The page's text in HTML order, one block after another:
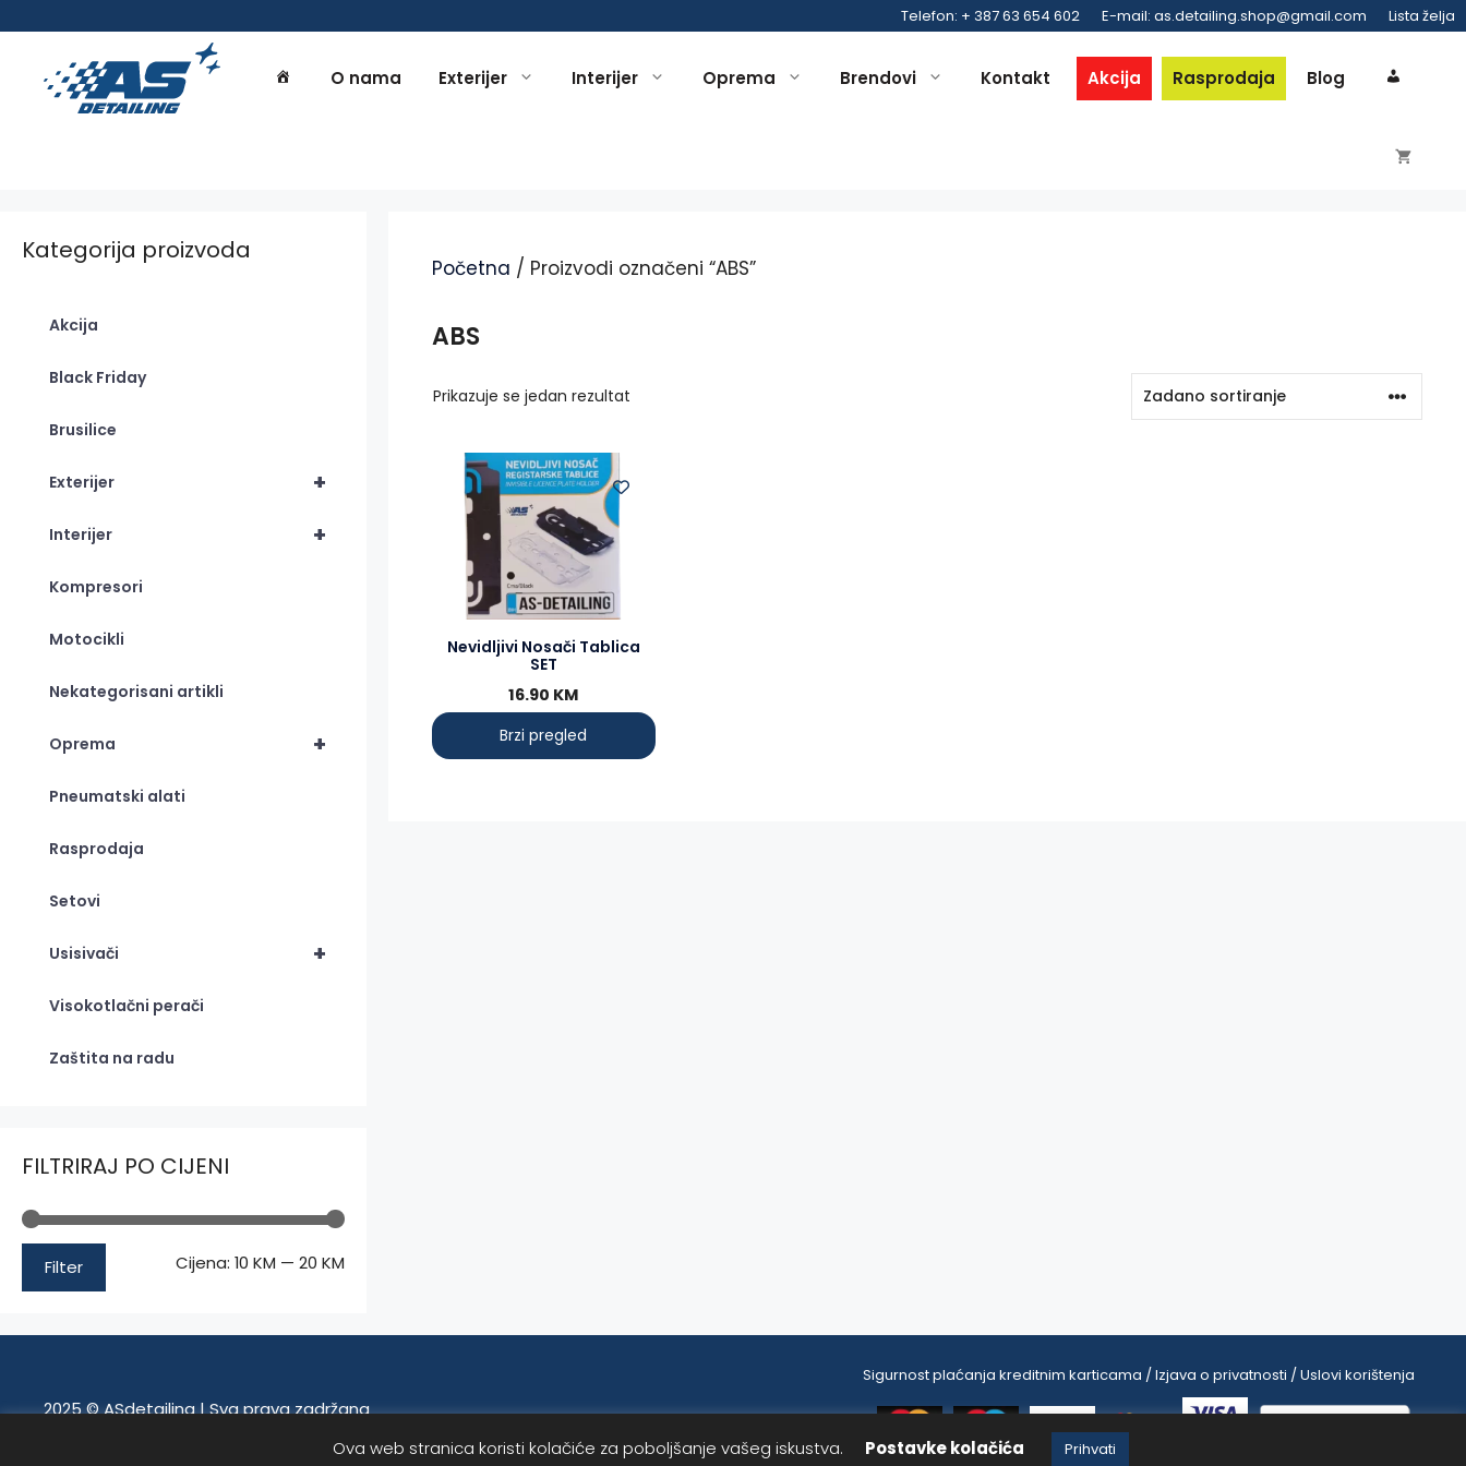
na
sadržaj
Telefon: + 387 63 654 602 E-mail: as.detailing.shop@gmail.com Lista želja
O nama Exterijer Interijer Oprema Brendovi Kontakt Akcija Rasprodaja Blog
Početna / Proizvodi označeni “ABS”
ABS
Prikazuje se jedan rezultat
Nevidljivi Nosači Tablica
SET
16.90 KM
This
product
multiple
variants.
options
may
chosen
on
the
Brzi pregled
Kategorija proizvoda
Akcija
Black Friday
Brusilice
+
Exterijer
+
Interijer
Kompresori
Motocikli
Nekategorisani artikli
+
Oprema
Pneumatski alati
Rasprodaja
Setovi
+
Usisivači
Visokotlačni perači
Zaštita na radu
FILTRIRAJ PO CIJENI
Filter Cijena: 10 KM — 20 KM
Sigurnost plaćanja kreditnim karticama / Izjava o privatnosti / Uslovi korištenja
2025 © ASdetailing | Sva prava zadržana
Ova web stranica koristi kolačiće za poboljšanje vašeg iskustva.
Postavke kolačića Prihvati